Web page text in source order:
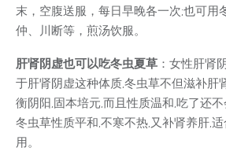
末，空腹送服，每日早晚各一次;也可用
仲、川断等，煎汤饮服。
肝肾阴虚也可以吃冬虫夏草 ：女性肝肾
于肝肾阴虚这种体质,冬虫草不但滋补肝
衡阴阳,固本培元,而且性质温和,吃了还不
冬虫草性质平和,不寒不热,又补肾养肝,
用。